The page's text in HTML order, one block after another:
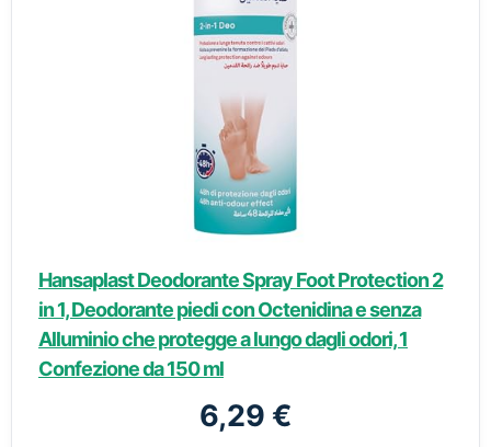
Hansaplast Deodorante Spray Foot Protection 2
in 1, Deodorante piedi con Octenidina e senza
Alluminio che protegge a lungo dagli odori, 1
Confezione da 150 ml
6,29 €